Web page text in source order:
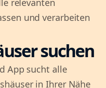
relevanten
und verarbeiten
suchen
App sucht alle
in Ihrer Nähe